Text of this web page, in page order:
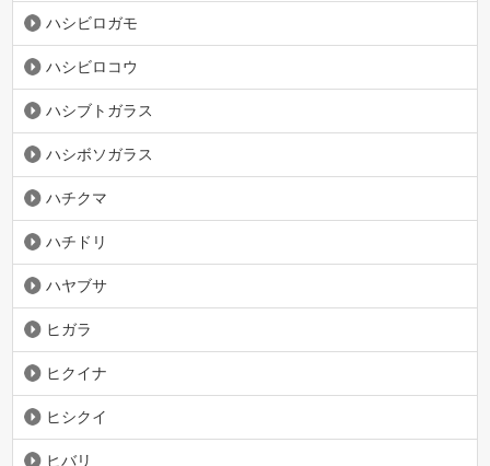
ハシビロガモ
ハシビロコウ
ハシブトガラス
ハシボソガラス
ハチクマ
ハチドリ
ハヤブサ
ヒガラ
ヒクイナ
ヒシクイ
ヒバリ